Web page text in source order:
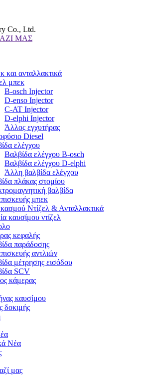
Co., Ltd.
ΜΑΣ
και ανταλλακτικά
μπεκ
B-osch Injector
D-enso Injector
C-AT Injector
D-elphi Injector
Άλλος εγχυτήρας
Diesel
ελέγχου
Βαλβίδα ελέγχου B-osch
Βαλβίδα ελέγχου D-elphi
Άλλη βαλβίδα ελέγχου
πλάκας στομίου
βαλβίδα
μπεκ
Ντίζελ & Ανταλλακτικά
καυσίμου ντίζελ
κεφαλής
παράδοσης
αντλιών
μέτρησης εισόδου
SCV
κάμερας
καυσίμου
δοκιμής
Νέα
μας